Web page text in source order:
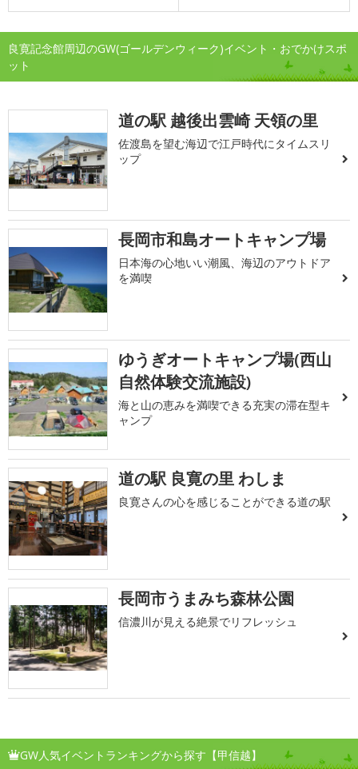
良寛記念館周辺のGW(ゴールデンウィーク)イベント・おでかけスポ
ット
道の駅 越後出雲崎 天領の里
佐渡島を望む海辺で江戸時代にタイムスリ
ップ
長岡市和島オートキャンプ場
日本海の心地いい潮風、海辺のアウトドア
を満喫
ゆうぎオートキャンプ場(西山
自然体験交流施設)
海と山の恵みを満喫できる充実の滞在型キ
ャンプ
道の駅 良寛の里 わしま
良寛さんの心を感じることができる道の駅
長岡市うまみち森林公園
信濃川が見える絶景でリフレッシュ
GW人気イベントランキングから探す【甲信越】